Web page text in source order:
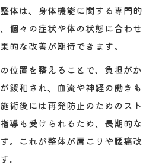
体は、身体機能に関する専門的
個々の症状や体の状態に合わせ
的な改善が期待できます。
位置を整えることで、負担がか
緩和され、血流や神経の働きも
術後には再発防止のためのスト
導も受けられるため、長期的な
。これが整体が肩こりや腰痛改
。